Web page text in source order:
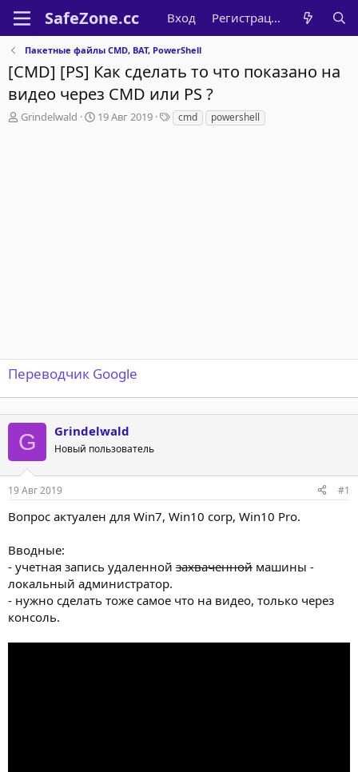
Вход Регистрация
Пакетные файлы CMD, BAT, PowerShell
[CMD] [PS] Как сделать то что показано на
видео через CMD или PS ?
А
Grindelwald
Д
19 Авг 2019
Т
е
cmd powershell
Переводчик Google
G Grindelwald
Новый пользователь
19 Авг 2019 #1
Вопрос актуален для Win7, Win10 corp, Win10 Pro.
Вводные:
- учетная запись удаленной захваченной машины -
локальный администратор.
- нужно сделать тоже самое что на видео, только через
консоль.